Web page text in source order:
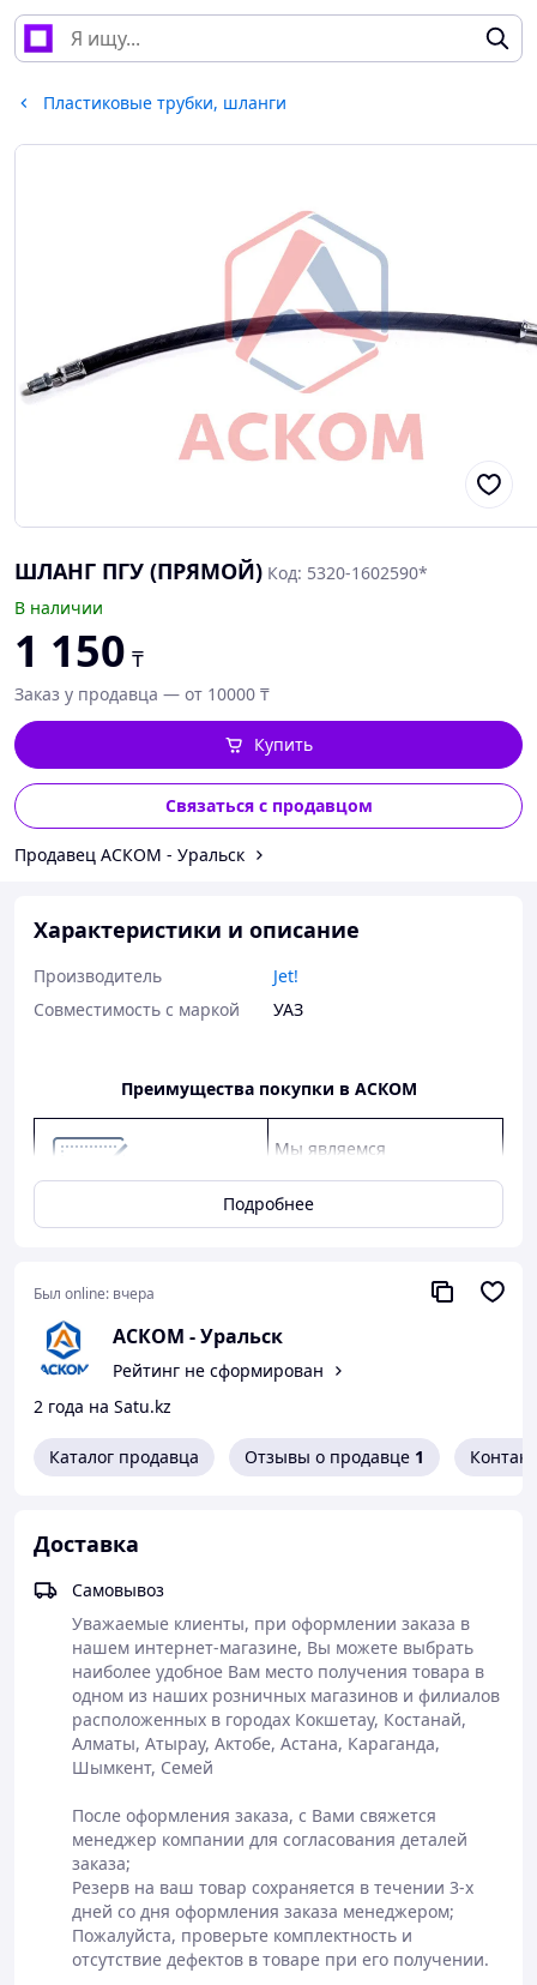
Пластиковые трубки, шланги
ШЛАНГ ПГУ (ПРЯМОЙ) Код: 5320-1602590*
В наличии
1 150 ₸
Заказ у продавца — от 10000 ₸
Купить
Связаться с продавцом
Продавец АСКОМ - Уральск
Характеристики и описание
Производитель
Jet!
Совместимость с маркой
УАЗ
Преимущества покупки в АСКОМ
Мы являемся
КАМАЗ, ГАЗ, УАЗ.
качество от заводов-
оптовым клиентам.
Оформление
заказа на сайте
Полная
предоплата
магазине
Самовывоз или
доставка
курьерскими
службами СДЕК,
Доставка до
магазина АСКОМ
Подробнее
Был online: вчера
АСКОМ - Уральск
Рейтинг не сформирован
2 года на Satu.kz
Каталог продавца Отзывы о продавце 1
Доставка
Самовывоз
Уважаемые клиенты, при оформлении заказа в
нашем интернет-магазине, Вы можете выбрать
наиболее удобное Вам место получения товара в
одном из наших розничных магазинов и филиалов
расположенных в городах Кокшетау, Костанай,
Алматы, Атырау, Актобе, Астана, Караганда,
Шымкент, Семей
После оформления заказа, с Вами свяжется
менеджер компании для согласования деталей
заказа;
Резерв на ваш товар сохраняется в течении 3-х
дней со дня оформления заказа менеджером;
Пожалуйста, проверьте комплектность и
отсутствие дефектов в товаре при его получении.